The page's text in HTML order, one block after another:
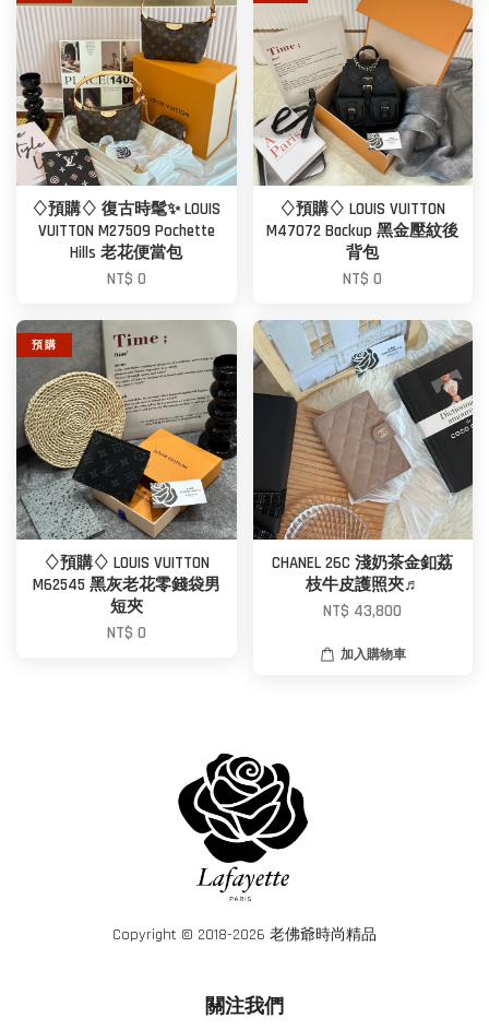
♢預購♢ 復古時髦✨ LOUIS
VUITTON M27509 Pochette
Hills 老花便當包
NT$ 0
♢預購♢ LOUIS VUITTON
M47072 Backup 黑金壓紋後
背包
NT$ 0
預 購
♢預購♢ LOUIS VUITTON
M62545 黑灰老花零錢袋男
短夾
NT$ 0
CHANEL 26C 淺奶茶金釦荔
枝牛皮護照夾♬
NT$ 43,800
加入購物車
Copyright © 2018-2026 老佛爺時尚精品
關注我們